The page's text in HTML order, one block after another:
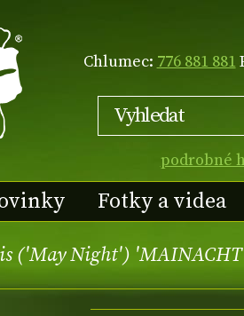
Chlumec: 776 881 881
podrobné
Fotky a videa
('May Night')